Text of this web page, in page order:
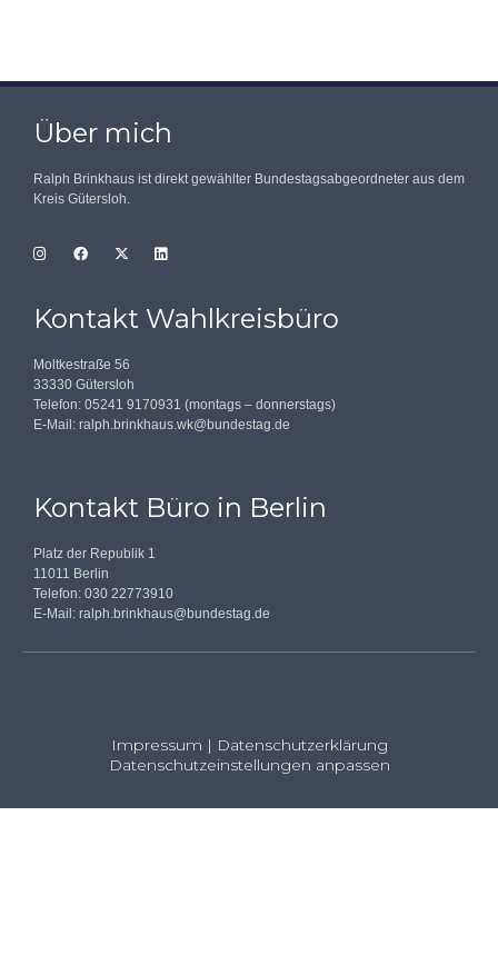
Über mich
Ralph Brinkhaus ist direkt gewählter Bundestagsabgeordneter aus dem
Kreis Gütersloh.
Kontakt Wahlkreisbüro
Moltkestraße 56
33330 Gütersloh
Telefon: 05241 9170931 (montags – donnerstags)
E-Mail: ralph.brinkhaus.wk@bundestag.de
Kontakt Büro in Berlin
Platz der Republik 1
11011 Berlin
Telefon: 030 22773910
E-Mail: ralph.brinkhaus@bundestag.de
Impressum | Datenschutzerklärung
Datenschutzeinstellungen anpassen